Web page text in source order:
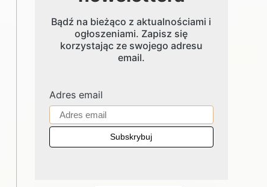
Bądź na bieżąco z aktualnościami i
ogłoszeniami. Zapisz się
korzystając ze swojego adresu
email.
Adres email